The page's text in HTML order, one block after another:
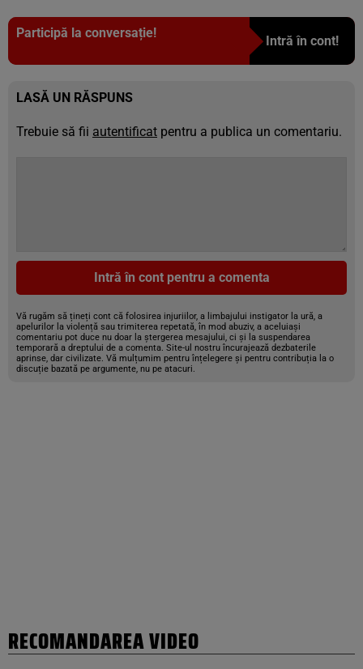
Participă la conversație!
Intră în cont!
LASĂ UN RĂSPUNS
Trebuie să fii autentificat pentru a publica un comentariu.
Intră în cont pentru a comenta
Vă rugăm să țineți cont că folosirea injuriilor, a limbajului instigator la ură, a
apelurilor la violență sau trimiterea repetată, în mod abuziv, a aceluiași
comentariu pot duce nu doar la ștergerea mesajului, ci și la suspendarea
temporară a dreptului de a comenta. Site-ul nostru încurajează dezbaterile
aprinse, dar civilizate. Vă mulțumim pentru înțelegere și pentru contribuția la o
discuție bazată pe argumente, nu pe atacuri.
RECOMANDAREA VIDEO